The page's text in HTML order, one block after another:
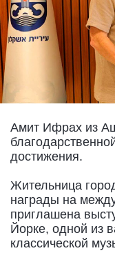
Амит Ифрах из
достижения.
Жительница
награды на
приглашена
Йорке, одной из
классической